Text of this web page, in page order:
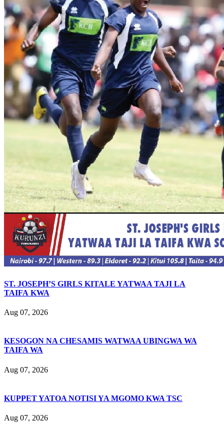
ST. JOSEPH’S GIRLS KITALE YATWAA TAJI LA
TAIFA KWA
Aug 07, 2026
KESOGON NA CHESAMIS WATWAA UBINGWA WA
TAIFA WA
Aug 07, 2026
KUPPET YATOA NOTISI YA MGOMO KWA TSC
Aug 07, 2026